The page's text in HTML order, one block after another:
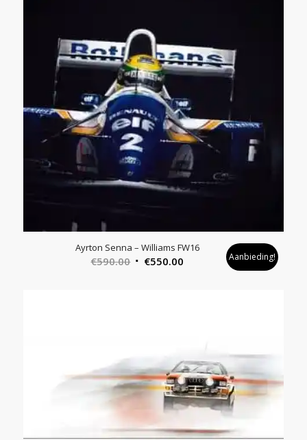
Ayrton Senna – Williams FW16
€590.00 Oorspronkelijke
€550.00 Aanbieding!